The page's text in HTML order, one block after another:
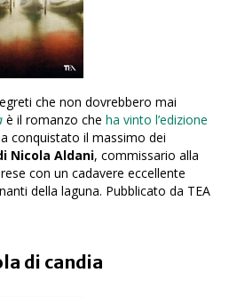
che non dovrebbero mai
è il romanzo che ha vinto l’edizione
conquistato il massimo dei
Nicola Aldani, commissario alla
con un cadavere eccellente
della laguna. Pubblicato da TEA
di candia